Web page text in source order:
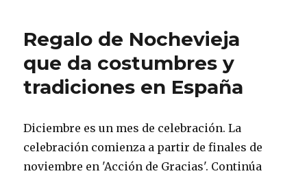
Regalo de Nochevieja
que da costumbres y
tradiciones en España
Diciembre es un mes de celebración. La
celebración comienza a partir de finales de
noviembre en 'Acción de Gracias'. Continúa